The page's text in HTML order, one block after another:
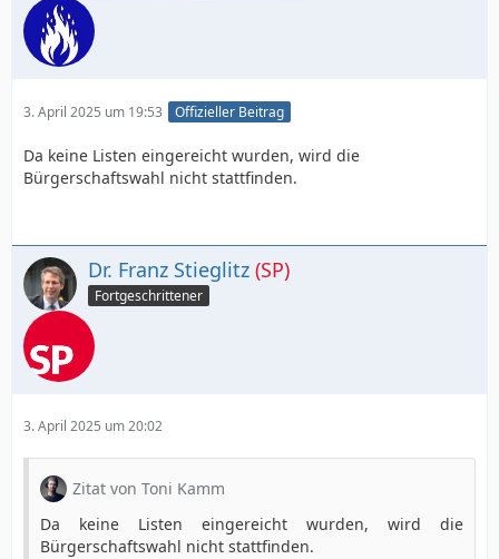
3. April 2025 um 19:53 Offizieller Beitrag
Da keine Listen eingereicht wurden, wird die
Bürgerschaftswahl nicht stattfinden.
Dr. Franz Stieglitz (SP)
Fortgeschrittener
3. April 2025 um 20:02
Zitat von Toni Kamm
Da keine Listen eingereicht wurden, wird die
Bürgerschaftswahl nicht stattfinden.